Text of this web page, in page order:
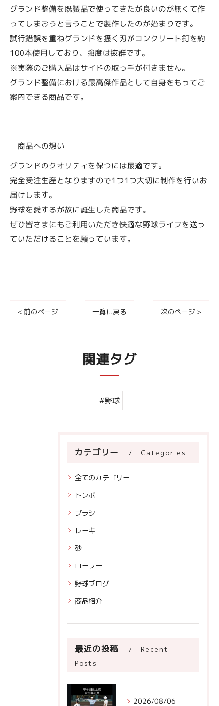
グランド整備を既製品で使ってきたが良いのが無くて作
ってしまおうと言うことで製作したのが始まりです。
試行錯誤を重ねグランドを掻く刃がコンクリート釘を約
100本使用しており、強度は抜群です。
※実際のご購入品はサイドの取っ手が付きません。
グランド整備における最高傑作品として自身をもってご
案内できる商品です。
商品への想い
グランドのクオリティを保つには最適です。
完全受注生産となりますので1つ1つ大切に制作を行いお
届けします。
野球を愛するが故に誕生した商品です。
ぜひ皆さまにもご利用いただき快適な野球ライフを送っ
ていただけることを願っています。
< 前のページ 一覧に戻る 次のページ >
関連タグ
#野球
カテゴリー Categories
全てのカテゴリー
トンボ
ブラシ
レーキ
砂
ローラー
野球ブログ
商品紹介
最近の投稿
Recent
Posts
2026/08/06